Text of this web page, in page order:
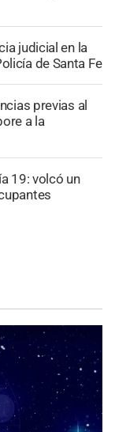
judicial en la
de Santa Fe
previas al
a la
19: volcó un